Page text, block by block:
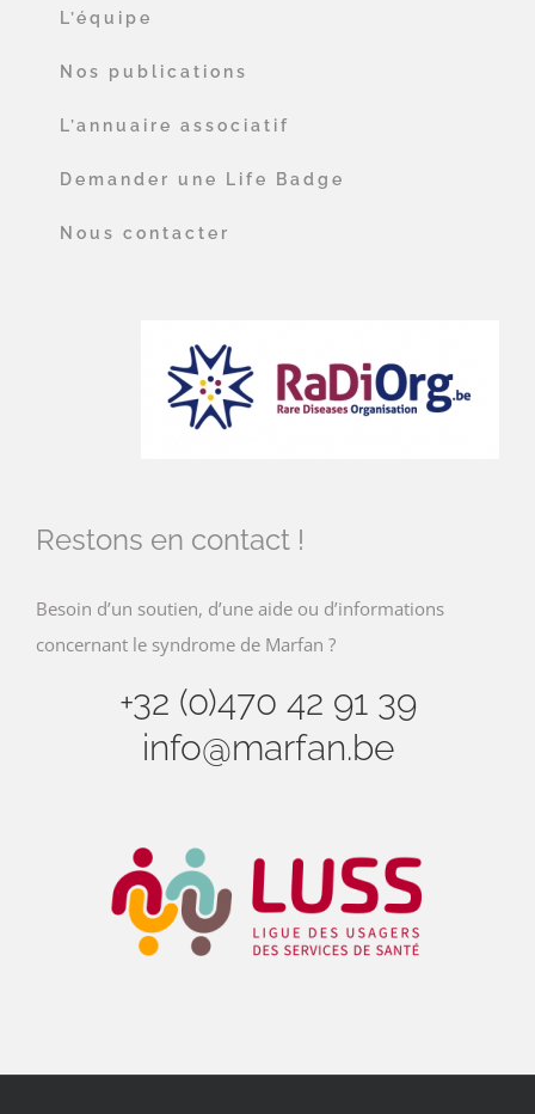
L’équipe
Nos publications
L’annuaire associatif
Demander une Life Badge
Nous contacter
Restons en contact !
Besoin d’un soutien, d’une aide ou d’informations
concernant le syndrome de Marfan ?
+32 (0)470 42 91 39
info@marfan.be